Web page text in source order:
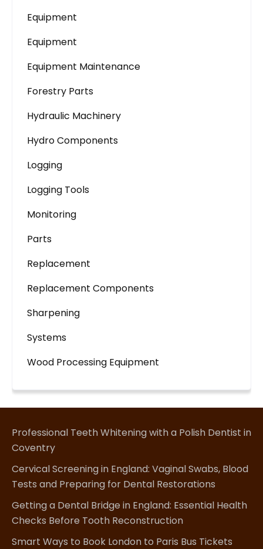
Equipment
Equipment
Equipment Maintenance
Forestry Parts
Hydraulic Machinery
Hydro Components
Logging
Logging Tools
Monitoring
Parts
Replacement
Replacement Components
Sharpening
Systems
Wood Processing Equipment
Professional Teeth Whitening with a Polish Dentist in
Coventry
Cervical Screening in England: Vaginal Swabs, Blood
Tests and Preparing for Dental Restorations
Getting a Dental Bridge in England: Essential Health
Checks Before Tooth Reconstruction
Smart Ways to Book London to Paris Bus Tickets